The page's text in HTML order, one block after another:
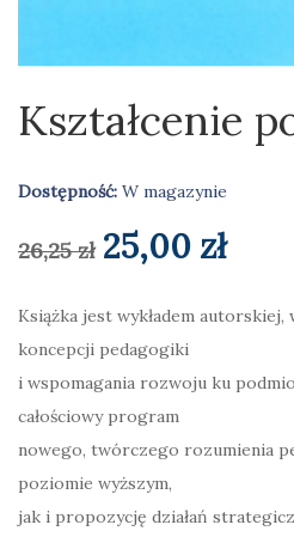
Kształcenie
Dostępność: W magazynie
26,25zł Pierwotna
cena
wynosiła:
26,25 zł.
25,00 zł
Książka jest wykładem
koncepcji pedagogiki
i wspomagania rozwoju ku
całościowy program
nowego, twórczego rozumienia
poziomie wyższym,
jak i propozycję działań